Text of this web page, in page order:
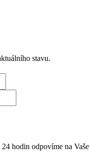
stavu.
hodin odpovíme na